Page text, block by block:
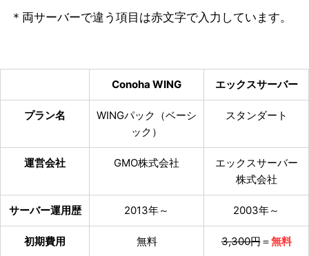
＊両サーバーで違う項目は赤文字で入力しています。
Conoha WING エックスサーバー
プラン名
WINGパック（ベーシ
ック）
スタンダート
運営会社 GMO株式会社
エックスサーバー
株式会社
サーバー運用歴 2013年～ 2003年～
初期費用 無料 3,300円＝無料